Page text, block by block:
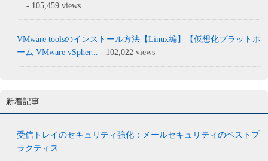
- 105,459 views
VMware toolsのインストール方法【Linux編】【仮想化プラットホ
ーム VMware vSpher... - 102,022 views
新着記事
受信トレイのセキュリティ強化：メールセキュリティのベストプ
ラクティス